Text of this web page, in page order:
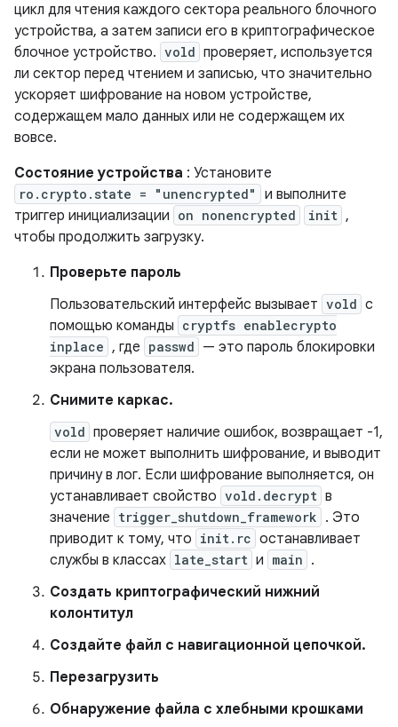
цикл для чтения каждого сектора реального блочного
устройства, а затем записи его в криптографическое
блочное устройство. vold проверяет, используется
ли сектор перед чтением и записью, что значительно
ускоряет шифрование на новом устройстве,
содержащем мало данных или не содержащем их
вовсе.
Состояние устройства : Установите
ro.crypto.state = "unencrypted"
и выполните
триггер инициализации on nonencrypted init ,
чтобы продолжить загрузку.
Проверьте пароль
Пользовательский интерфейс вызывает vold с
помощью команды cryptfs enablecrypto
inplace , где passwd — это пароль блокировки
экрана пользователя.
Снимите каркас.
vold проверяет наличие ошибок, возвращает -1,
если не может выполнить шифрование, и выводит
причину в лог. Если шифрование выполняется, он
устанавливает свойство vold.decrypt в
значение trigger_shutdown_framework . Это
приводит к тому, что init.rc останавливает
службы в классах late_start и main .
Создать криптографический нижний
колонтитул
Создайте файл с навигационной цепочкой.
Перезагрузить
Обнаружение файла с хлебными крошками